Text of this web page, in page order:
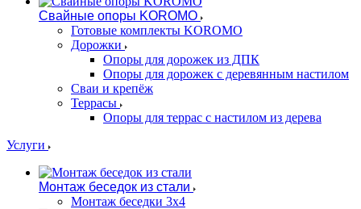
Свайные опоры KOROMO
Готовые комплекты KOROMO
Дорожки
Опоры для дорожек из ДПК
Опоры для дорожек с деревянным настилом
Сваи и крепёж
Террасы
Опоры для террас с настилом из дерева
Услуги
Монтаж беседок из стали
Монтаж беседки 3х4